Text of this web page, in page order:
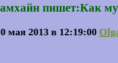
пишет:Как
мая 2013 в 12:19:00